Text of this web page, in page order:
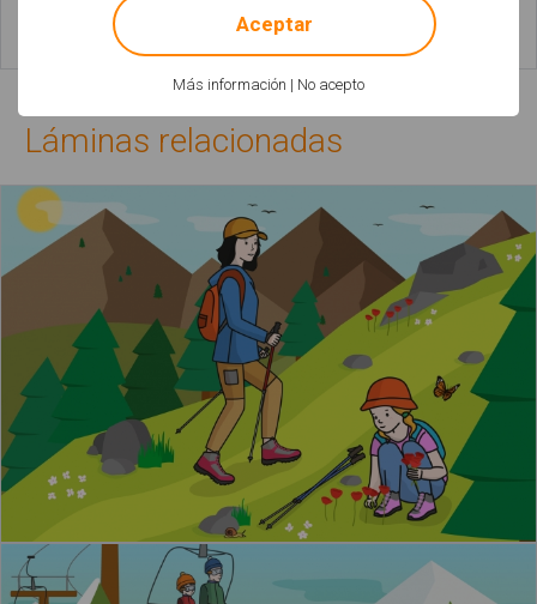
Leer más Leer más
Láminas relacionadas
Más información | No acepto
Aceptar